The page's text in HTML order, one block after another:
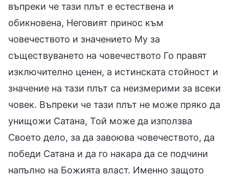
въпреки че тази плът е естествена и
обикновена, Неговият принос към
човечеството и значението Му за
съществуването на човечеството Го правят
изключително ценен, а истинската стойност и
значение на тази плът са неизмерими за всеки
човек. Въпреки че тази плът не може пряко да
унищожи Сатана, Той може да използва
Своето дело, за да завоюва човечеството, да
победи Сатана и да го накара да се подчини
напълно на Божията власт. Именно защото